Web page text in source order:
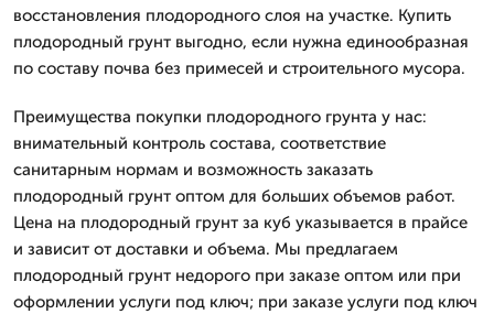
восстановления плодородного слоя на участке. Купить
плодородный грунт выгодно, если нужна единообразная
по составу почва без примесей и строительного мусора.
Преимущества покупки плодородного грунта у нас:
внимательный контроль состава, соответствие
санитарным нормам и возможность заказать
плодородный грунт оптом для больших объемов работ.
Цена на плодородный грунт за куб указывается в прайсе
и зависит от доставки и объема. Мы предлагаем
плодородный грунт недорого при заказе оптом или при
оформлении услуги под ключ; при заказе услуги под ключ